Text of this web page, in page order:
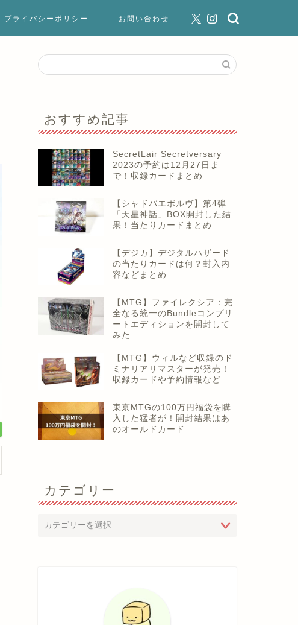
プライバシーポリシー お問い合わせ
おすすめ記事
SecretLair Secretversary
2023の予約は12月27日ま
で！収録カードまとめ
【シャドバエボルヴ】第4弾
「天星神話」BOX開封した結
果！当たりカードまとめ
【デジカ】デジタルハザード
の当たりカードは何？封入内
容などまとめ
【MTG】ファイレクシア：完
全なる統一のBundleコンプリ
ートエディションを開封して
みた
【MTG】ウィルなど収録のド
ミナリアリマスターが発売！
収録カードや予約情報など
東京MTGの100万円福袋を購
入した猛者が！開封結果はあ
のオールドカード
カテゴリー